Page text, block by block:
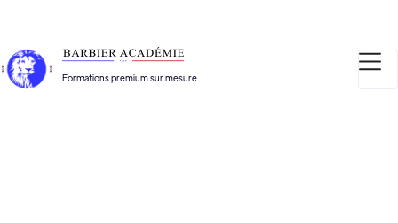
Formations premium sur mesure